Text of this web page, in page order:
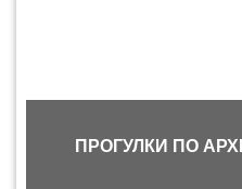
ПРОГУЛКИ ПО